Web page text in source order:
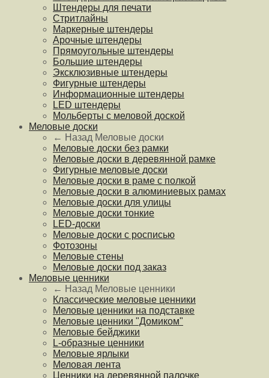
Штендеры для печати
Стритлайны
Маркерные штендеры
Арочные штендеры
Прямоугольные штендеры
Большие штендеры
Эксклюзивные штендеры
Фигурные штендеры
Информационные штендеры
LED штендеры
Мольберты с меловой доской
Меловые доски
← Назад Меловые доски
Меловые доски без рамки
Меловые доски в деревянной рамке
Фигурные меловые доски
Меловые доски в раме с полкой
Меловые доски в алюминиевых рамах
Меловые доски для улицы
Меловые доски тонкие
LED-доски
Меловые доски с росписью
Фотозоны
Меловые стены
Меловые доски под заказ
Меловые ценники
← Назад Меловые ценники
Классические меловые ценники
Меловые ценники на подставке
Меловые ценники "Домиком"
Меловые бейджики
L-образные ценники
Меловые ярлыки
Меловая лента
Ценники на деревянной палочке